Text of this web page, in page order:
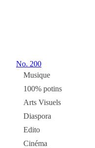
No. 200
Musique
100% potins
Arts Visuels
Diaspora
Edito
Cinéma